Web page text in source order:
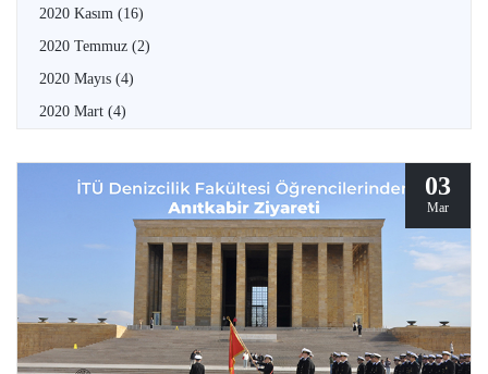
2020 Kasım (16)
2020 Temmuz (2)
2020 Mayıs (4)
2020 Mart (4)
03
Mar